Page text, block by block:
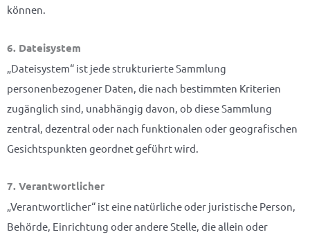
können.
6. Dateisystem
„Dateisystem“ ist jede strukturierte Sammlung
personenbezogener Daten, die nach bestimmten Kriterien
zugänglich sind, unabhängig davon, ob diese Sammlung
zentral, dezentral oder nach funktionalen oder geografischen
Gesichtspunkten geordnet geführt wird.
7. Verantwortlicher
„Verantwortlicher“ ist eine natürliche oder juristische Person,
Behörde, Einrichtung oder andere Stelle, die allein oder